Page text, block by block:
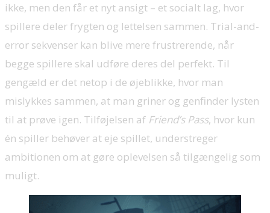
ikke, men den får et nyt ansigt – et socialt lag, hvor
spillere deler frygten og lettelsen sammen. Trial-and-
error sekvenser kan blive mere frustrerende, når
begge spillere skal udføre deres del perfekt. Til
gengæld er det netop i de øjeblikke, hvor man
mislykkes sammen, at man griner og genfinder lysten
til at prøve igen. Tilføjelsen af Friend’s Pass, hvor kun
én spiller behøver at eje spillet, understreger
ambitionen om at gøre oplevelsen så tilgængelig som
muligt.